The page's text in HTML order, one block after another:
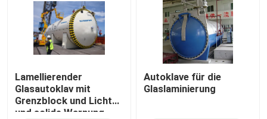
Lamellierender
Glasautoklav mit
Grenzblock und Licht
und solide Warnung
Autoklave für die
Glaslaminierung